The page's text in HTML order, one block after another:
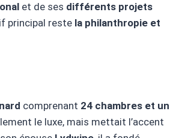
et de ses différents projets
principal reste la philanthropie et
comprenant 24 chambres et un
le luxe, mais mettait l’accent